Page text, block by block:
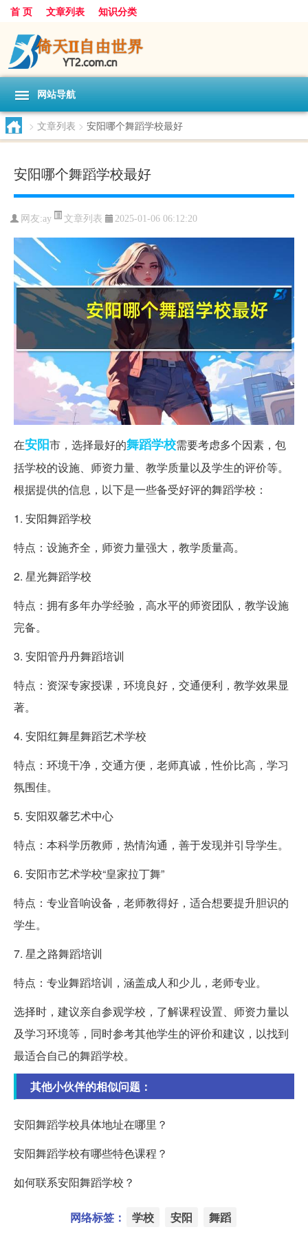
首 页 文章列表 知识分类
网站导航
> 文章列表 > 安阳哪个舞蹈学校最好
安阳哪个舞蹈学校最好
网友:ay 文章列表 2025-01-06 06:12:20
在安阳市，选择最好的舞蹈学校需要考虑多个因素，包
括学校的设施、师资力量、教学质量以及学生的评价等。
根据提供的信息，以下是一些备受好评的舞蹈学校：
1. 安阳舞蹈学校
特点：设施齐全，师资力量强大，教学质量高。
2. 星光舞蹈学校
特点：拥有多年办学经验，高水平的师资团队，教学设施
完备。
3. 安阳管丹丹舞蹈培训
特点：资深专家授课，环境良好，交通便利，教学效果显
著。
4. 安阳红舞星舞蹈艺术学校
特点：环境干净，交通方便，老师真诚，性价比高，学习
氛围佳。
5. 安阳双馨艺术中心
特点：本科学历教师，热情沟通，善于发现并引导学生。
6. 安阳市艺术学校“皇家拉丁舞”
特点：专业音响设备，老师教得好，适合想要提升胆识的
学生。
7. 星之路舞蹈培训
特点：专业舞蹈培训，涵盖成人和少儿，老师专业。
选择时，建议亲自参观学校，了解课程设置、师资力量以
及学习环境等，同时参考其他学生的评价和建议，以找到
最适合自己的舞蹈学校。
其他小伙伴的相似问题：
安阳舞蹈学校具体地址在哪里？
安阳舞蹈学校有哪些特色课程？
如何联系安阳舞蹈学校？
网络标签： 学校 安阳 舞蹈